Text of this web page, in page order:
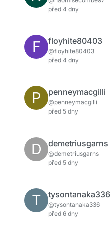
před 4 dny
F floyhite80403
@floyhite80403
před 4 dny
P penneymacgilli
@penneymacgilli
před 5 dny
D demetriusgarns
@demetriusgarns
před 5 dny
T tysontanaka336
@tysontanaka336
před 6 dny